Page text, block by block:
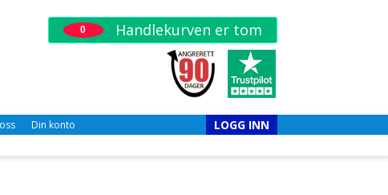
0 Handlekurven er tom
Din konto LOGG INN